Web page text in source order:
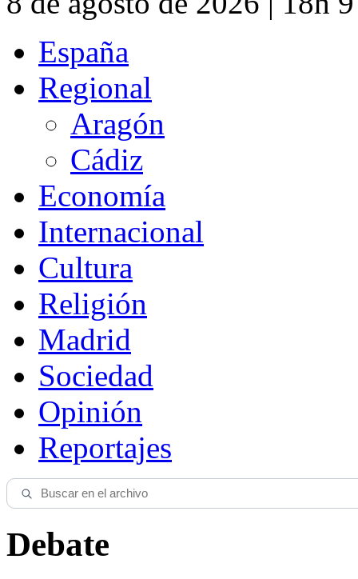
España
Regional
Aragón
Cádiz
Economía
Internacional
Cultura
Religión
Madrid
Sociedad
Opinión
Reportajes
Debate